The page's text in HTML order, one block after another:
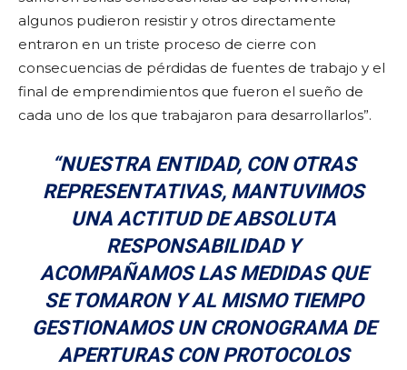
algunos pudieron resistir y otros directamente
entraron en un triste proceso de cierre con
consecuencias de pérdidas de fuentes de trabajo y el
final de emprendimientos que fueron el sueño de
cada uno de los que trabajaron para desarrollarlos”.
“NUESTRA ENTIDAD, CON OTRAS
REPRESENTATIVAS, MANTUVIMOS
UNA ACTITUD DE ABSOLUTA
RESPONSABILIDAD Y
ACOMPAÑAMOS LAS MEDIDAS QUE
SE TOMARON Y AL MISMO TIEMPO
GESTIONAMOS UN CRONOGRAMA DE
APERTURAS CON PROTOCOLOS